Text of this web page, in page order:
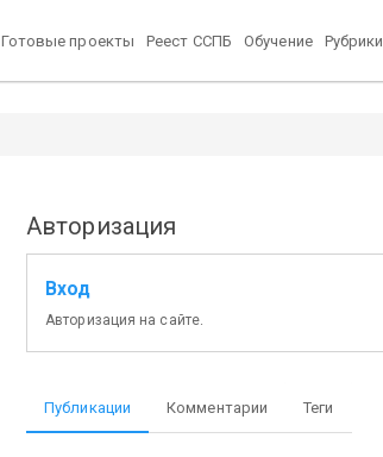
Готовые проекты Реест ССПБ Обучение Рубрики
Авторизация
Вход
Авторизация на сайте.
Публикации Комментарии Теги